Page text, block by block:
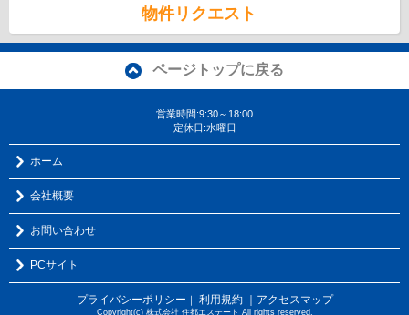
物件リクエスト
ページトップに戻る
営業時間:9:30～18:00
定休日:水曜日
ホーム
会社概要
お問い合わせ
PCサイト
プライバシーポリシー ｜ 利用規約 ｜アクセスマップ
Copyright(c) 株式会社 住都エステート All rights reserved.